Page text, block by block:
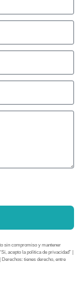
sin compromiso y mantener
acepto la política de privacidad” |
tienes derecho, entre